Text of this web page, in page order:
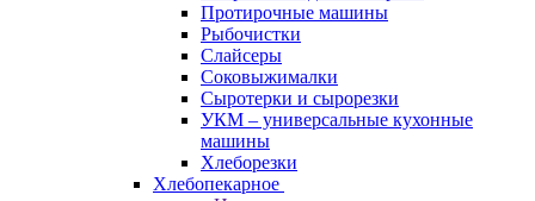
Протирочные машины
Рыбочистки
Слайсеры
Соковыжималки
Сыротерки и сырорезки
УКМ – универсальные кухонные
машины
Хлеборезки
Хлебопекарное